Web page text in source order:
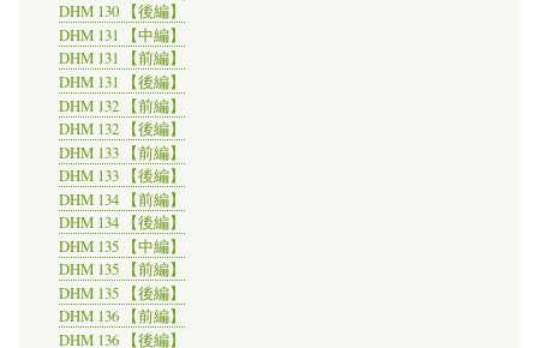
DHM 130 【後編】
DHM 131 【中編】
DHM 131 【前編】
DHM 131 【後編】
DHM 132 【前編】
DHM 132 【後編】
DHM 133 【前編】
DHM 133 【後編】
DHM 134 【前編】
DHM 134 【後編】
DHM 135 【中編】
DHM 135 【前編】
DHM 135 【後編】
DHM 136 【前編】
DHM 136 【後編】